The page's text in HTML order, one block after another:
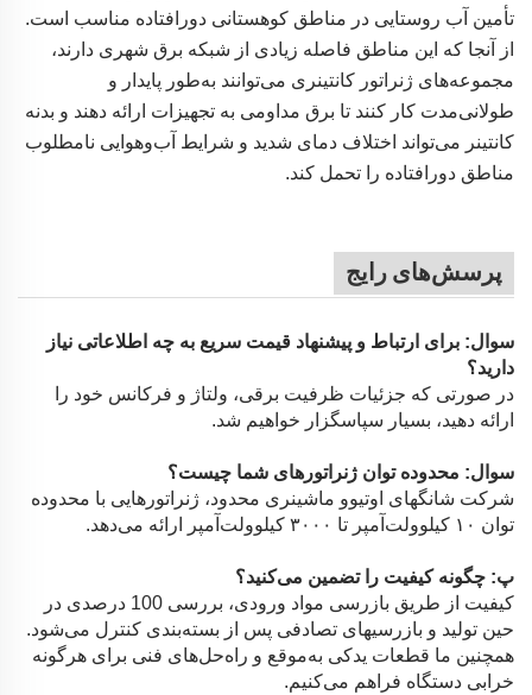
تأمین آب روستایی در مناطق کوهستانی دورافتاده مناسب است.
از آنجا که این مناطق فاصله زیادی از شبکه برق شهری دارند،
مجموعه‌های ژنراتور کانتینری می‌توانند به‌طور پایدار و
طولانی‌مدت کار کنند تا برق مداومی به تجهیزات ارائه دهند و بدنه
کانتینر می‌تواند اختلاف دمای شدید و شرایط آب‌وهوایی نامطلوب
مناطق دورافتاده را تحمل کند.
پرسش‌های رایج
سوال: برای ارتباط و پیشنهاد قیمت سریع به چه اطلاعاتی نیاز
دارید؟
در صورتی که جزئیات ظرفیت برقی، ولتاژ و فرکانس خود را
ارائه دهید، بسیار سپاسگزار خواهیم شد.
سوال: محدوده توان ژنراتورهای شما چیست؟
شرکت شانگهای اوتیوو ماشینری محدود، ژنراتورهایی با محدوده
توان ۱۰ کیلوولت‌آمپر تا ۳۰۰۰ کیلوولت‌آمپر ارائه می‌دهد.
پ: چگونه کیفیت را تضمین می‌کنید؟
کیفیت از طریق بازرسی مواد ورودی، بررسی 100 درصدی در
حین تولید و بازرسیهای تصادفی پس از بسته‌بندی کنترل می‌شود.
همچنین ما قطعات یدکی به‌موقع و راه‌حل‌های فنی برای هرگونه
خرابی دستگاه فراهم می‌کنیم.